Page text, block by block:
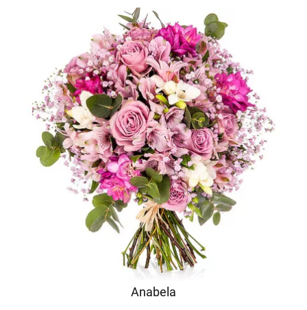
Anabela